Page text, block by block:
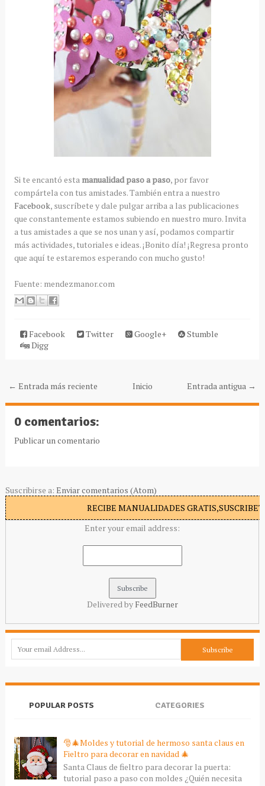
Si te encantó esta manualidad paso a paso, por favor
compártela con tus amistades. También entra a nuestro
Facebook, suscríbete y dale pulgar arriba a las publicaciones
que constantemente estamos subiendo en nuestro muro. Invita
a tus amistades a que se nos unan y así, podamos compartir
más actividades, tutoriales e ideas. ¡Bonito día! ¡Regresa pronto
que aquí te estaremos esperando con mucho gusto!
Fuente: mendezmanor.com
Facebook Twitter Google+
Stumble
Digg
← Entrada más reciente Entrada antigua →
Inicio
0 comentarios:
Publicar un comentario
Suscribirse a: Enviar comentarios (Atom)
RECIBE MANUALIDADES
Enter your email address:
Delivered by FeedBurner
POPULAR POSTS CATEGORIES
🎅🎄Moldes y tutorial de hermoso santa claus en
Fieltro para decorar en navidad 🎄
Santa Claus de fieltro para decorar la puerta:
tutorial paso a paso con moldes ¿Quién necesita